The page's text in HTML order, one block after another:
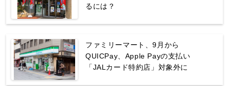
るには？
ファミリーマート、9月から
QUICPay、Apple Payの支払い
「JALカード特約店」対象外に